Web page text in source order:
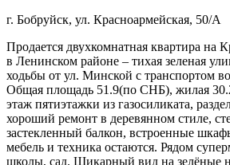
г. Бобруйск, ул. Красноармейская, 50/А
Продается двухкомнатная квартира на
в Ленинском районе – тихая зеленая
ходьбы от ул. Минской с транспортом
Общая площадь 51.9(по СНБ), жилая
этаж пятиэтажки из газосиликата,
хороший ремонт в деревянном стиле,
застекленный балкон, встроенные
мебель и техника остаются. Рядом
школы, сад. Шикарный вид на зелёные